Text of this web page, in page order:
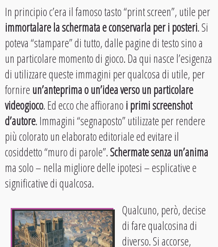
In principio c’era il famoso tasto “print screen”, utile per
immortalare la schermata e conservarla per i posteri. Si
poteva “stampare” di tutto, dalle pagine di testo sino a
un particolare momento di gioco. Da qui nasce l’esigenza
di utilizzare queste immagini per qualcosa di utile, per
fornireun’anteprima o un’idea verso un particolare
videogioco. Ed ecco che affioranoi primi screenshot
d’autore. Immagini “segnaposto” utilizzate per rendere
più colorato un elaborato editoriale ed evitare il
cosiddetto “muro di parole”.Schermate senza un’anima
ma solo – nella migliore delle ipotesi – esplicative e
significative di qualcosa.
Qualcuno, però, decise
di fare qualcosina di
diverso. Si accorse,